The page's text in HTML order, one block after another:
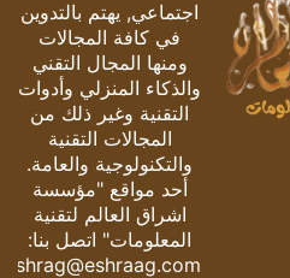
اجتماعي, يهتم بالتدوين
في كافة المجالات
ومنها المجال التقني
والذكاء المنزلي وأدوات
التقنية وغير ذلك من
المجالات التقنية
والتكنولوجية والعامة.
أحد مواقع "مؤسسة
اشراق العالم لتقنية
المعلومات" اتصل بنا:
eshrag@eshraag.com